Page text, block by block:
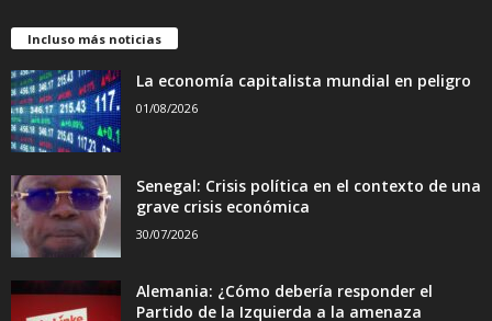
Incluso más noticias
La economía capitalista mundial en peligro
01/08/2026
Senegal: Crisis política en el contexto de una
grave crisis económica
30/07/2026
Alemania: ¿Cómo debería responder el
Partido de la Izquierda a la amenaza